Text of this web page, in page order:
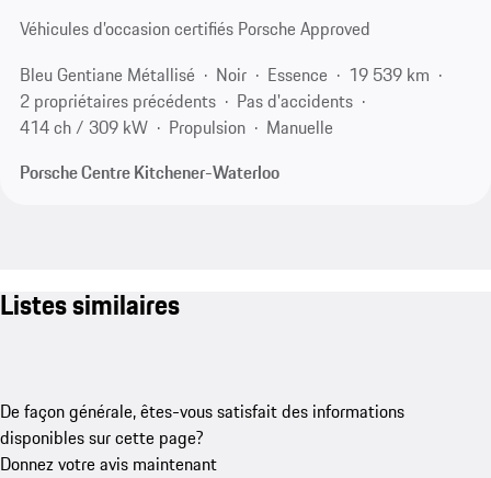
Véhicules d’occasion certifiés Porsche Approved
Bleu Gentiane Métallisé
Noir Essence
19 539 km
2 propriétaires précédents
Pas d'accidents
414 ch / 309 kW
Propulsion
Manuelle
Porsche Centre Kitchener-Waterloo
Listes similaires
De façon générale, êtes-vous satisfait des informations
disponibles sur cette page?
Donnez votre avis maintenant